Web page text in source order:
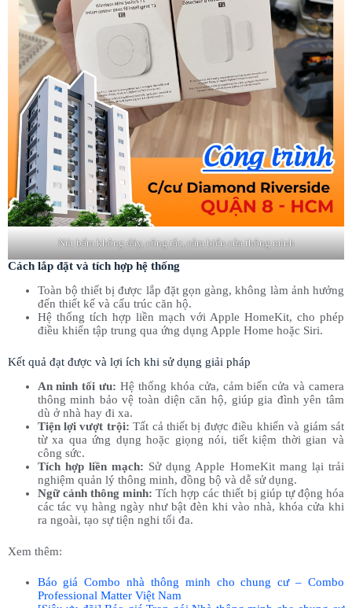
Nút bấm không dây, công tắc, cảm biến cửa thông minh
Cách lắp đặt và tích hợp hệ thống
Toàn bộ thiết bị được lắp đặt gọn gàng, không làm ảnh hưởng
đến thiết kế và cấu trúc căn hộ.
Hệ thống tích hợp liền mạch với Apple HomeKit, cho phép
điều khiển tập trung qua ứng dụng Apple Home hoặc Siri.
Kết quả đạt được và lợi ích khi sử dụng giải pháp
An ninh tối ưu: Hệ thống khóa cửa, cảm biến cửa và camera
thông minh bảo vệ toàn diện căn hộ, giúp gia đình yên tâm
dù ở nhà hay đi xa.
Tiện lợi vượt trội: Tất cả thiết bị được điều khiển và giám sát
từ xa qua ứng dụng hoặc giọng nói, tiết kiệm thời gian và
công sức.
Tích hợp liền mạch: Sử dụng Apple HomeKit mang lại trải
nghiệm quản lý thông minh, đồng bộ và dễ sử dụng.
Ngữ cảnh thông minh: Tích hợp các thiết bị giúp tự động hóa
các tác vụ hàng ngày như bật đèn khi vào nhà, khóa cửa khi
ra ngoài, tạo sự tiện nghi tối đa.
Xem thêm:
Báo giá Combo nhà thông minh cho chung cư – Combo
Professional Matter Việt Nam